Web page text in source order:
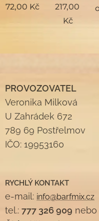
72,00 Kč
217,00
Kč
PROVOZOVATEL
Veronika Milková
U Zahrádek 672
789 69 Postřelmov
IČO: 19953160
RYCHLÝ KONTAKT
e-mail: info@barfmix.cz
tel.: 777 326 909 nebo